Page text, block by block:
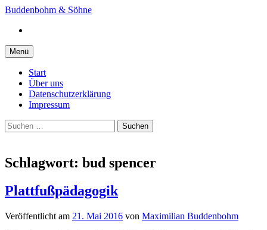
Springe
Inhalt
Buddenbohm & Söhne
Menü
Start
Über uns
Datenschutzerklärung
Impressum
Suchen
nach:
Schlagwort: bud spencer
Plattfußpädagogik
Veröffentlicht am 21. Mai 2016 von Maximilian Buddenbohm